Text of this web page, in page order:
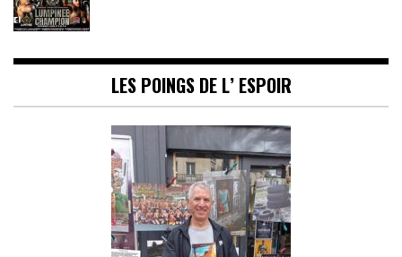
LES POINGS DE L’ ESPOIR